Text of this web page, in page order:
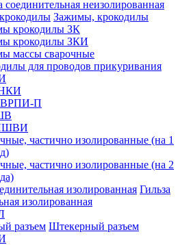
соединительная неизолированная
Зажимы, крокодилы
крокодилы ЗК
крокодилы ЗКИ
массы сварочные
для проводов прикуривания
ВРПИ-П
частично изолированные (на 1
частично изолированные (на 2
Гильза
изолированная
Штекерный разъем